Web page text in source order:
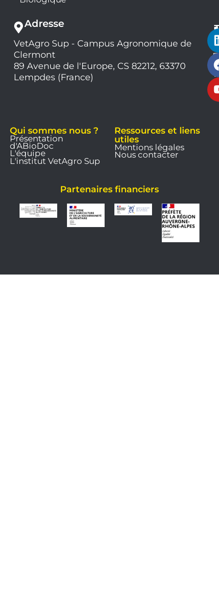
Adresse
VetAgro Sup - Campus Agronomique de
Clermont
89 Avenue de l'Europe, CS 82212, 63370
Lempdes (France)
Qui sommes nous ?
Présentation
d'ABioDoc
L'équipe
L'institut VetAgro Sup
Ressources et liens
utiles
Mentions légales
Nous contacter
Partenaires financiers